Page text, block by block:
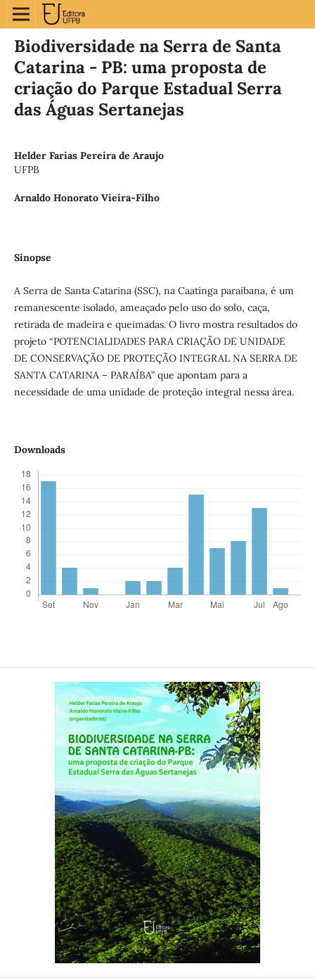
Biodiversidade na Serra de Santa
Catarina - PB: uma proposta de
criação do Parque Estadual Serra
das Águas Sertanejas
Helder Farias Pereira de Araujo
UFPB
Arnaldo Honorato Vieira-Filho
Sinopse
A Serra de Santa Catarina (SSC), na Caatinga paraibana, é um
remanescente isolado, ameaçado pelo uso do solo, caça,
retirada de madeira e queimadas. O livro mostra resultados do
projeto “POTENCIALIDADES PARA CRIAÇÃO DE UNIDADE
DE CONSERVAÇÃO DE PROTEÇÃO INTEGRAL NA SERRA DE
SANTA CATARINA – PARAÍBA” que apontam para a
necessidade de uma unidade de proteção integral nessa área.
Downloads